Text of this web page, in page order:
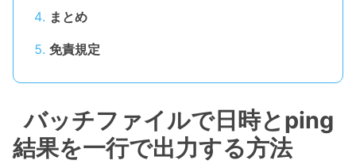
まとめ
免責規定
バッチファイルで日時とping
結果を一行で出力する方法